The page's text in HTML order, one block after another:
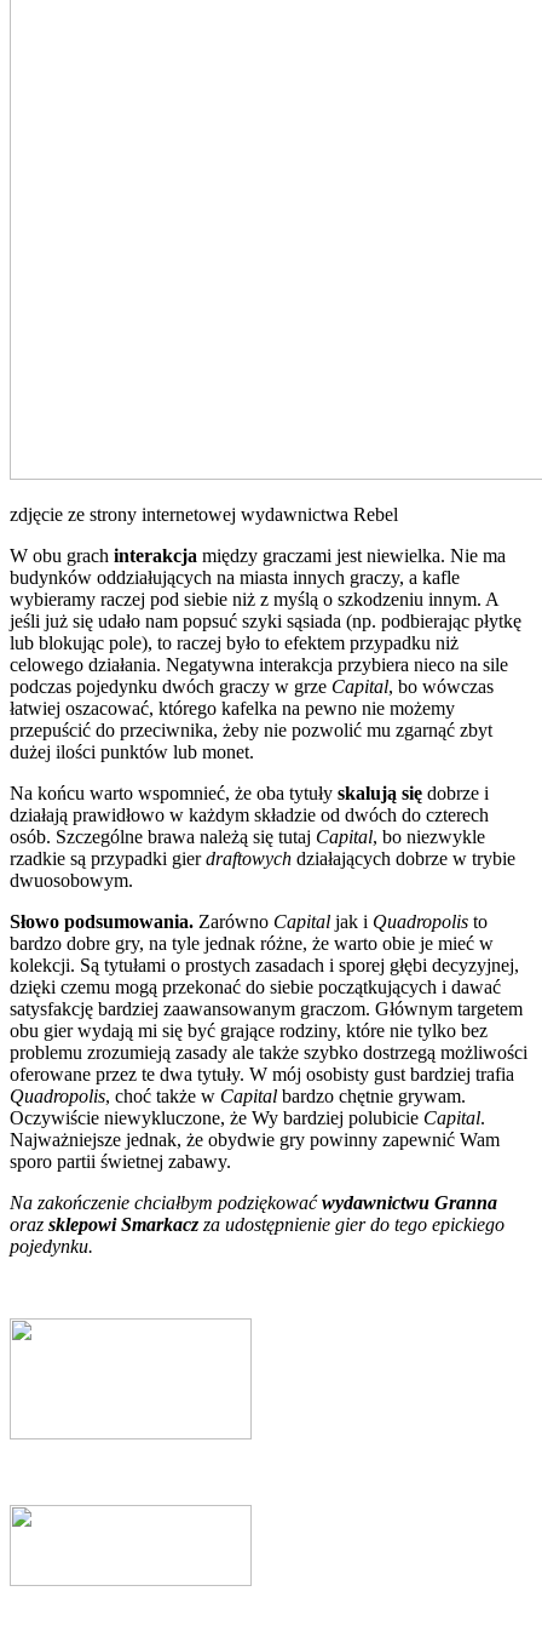
zdjęcie ze strony internetowej wydawnictwa Rebel
W obu grach interakcja między graczami jest niewielka. Nie ma
budynków oddziałujących na miasta innych graczy, a kafle
wybieramy raczej pod siebie niż z myślą o szkodzeniu innym. A
jeśli już się udało nam popsuć szyki sąsiada (np. podbierając płytkę
lub blokując pole), to raczej było to efektem przypadku niż
celowego działania. Negatywna interakcja przybiera nieco na sile
podczas pojedynku dwóch graczy w grze Capital, bo wówczas
łatwiej oszacować, którego kafelka na pewno nie możemy
przepuścić do przeciwnika, żeby nie pozwolić mu zgarnąć zbyt
dużej ilości punktów lub monet.
Na końcu warto wspomnieć, że oba tytuły skalują się dobrze i
działają prawidłowo w każdym składzie od dwóch do czterech
osób. Szczególne brawa należą się tutaj Capital, bo niezwykle
rzadkie są przypadki gierdraftowych działających dobrze w trybie
dwuosobowym.
Słowo podsumowania. Zarówno Capital jak i Quadropolis to
bardzo dobre gry, na tyle jednak różne, że warto obie je mieć w
kolekcji. Są tytułami o prostych zasadach i sporej głębi decyzyjnej,
dzięki czemu mogą przekonać do siebie początkujących i dawać
satysfakcję bardziej zaawansowanym graczom. Głównym targetem
obu gier wydają mi się być grające rodziny, które nie tylko bez
problemu zrozumieją zasady ale także szybko dostrzegą możliwości
oferowane przez te dwa tytuły. W mój osobisty gust bardziej trafia
Quadropolis, choć także w Capital bardzo chętnie grywam.
Oczywiście niewykluczone, że Wy bardziej polubicie Capital.
Najważniejsze jednak, że obydwie gry powinny zapewnić Wam
sporo partii świetnej zabawy.
Na zakończenie chciałbym podziękowaćwydawnictwu Granna
oraz sklepowi Smarkacz za udostępnienie gier do tego epickiego
pojedynku.